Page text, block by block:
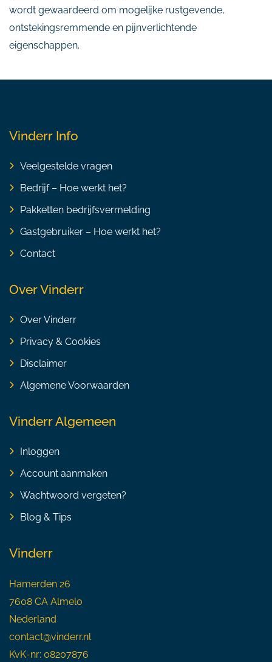
wordt gewaardeerd om mogelijke rustgevende,
ontstekingsremmende en pijnverlichtende
eigenschappen.
Vinderr Info
Veelgestelde vragen
Bedrijf – Hoe werkt het?
Pakketten bedrijfsvermelding
Gastgebruiker – Hoe werkt het?
Contact
Over Vinderr
Over Vinderr
Privacy & Cookies
Disclaimer
Algemene Voorwaarden
Vinderr Algemeen
Inloggen
Account aanmaken
Wachtwoord vergeten?
Blog & Tips
Vinderr
Hamerden 26
7608 CA Almelo
Nederland
contact@vinderr.nl
KvK-nr: 08207876